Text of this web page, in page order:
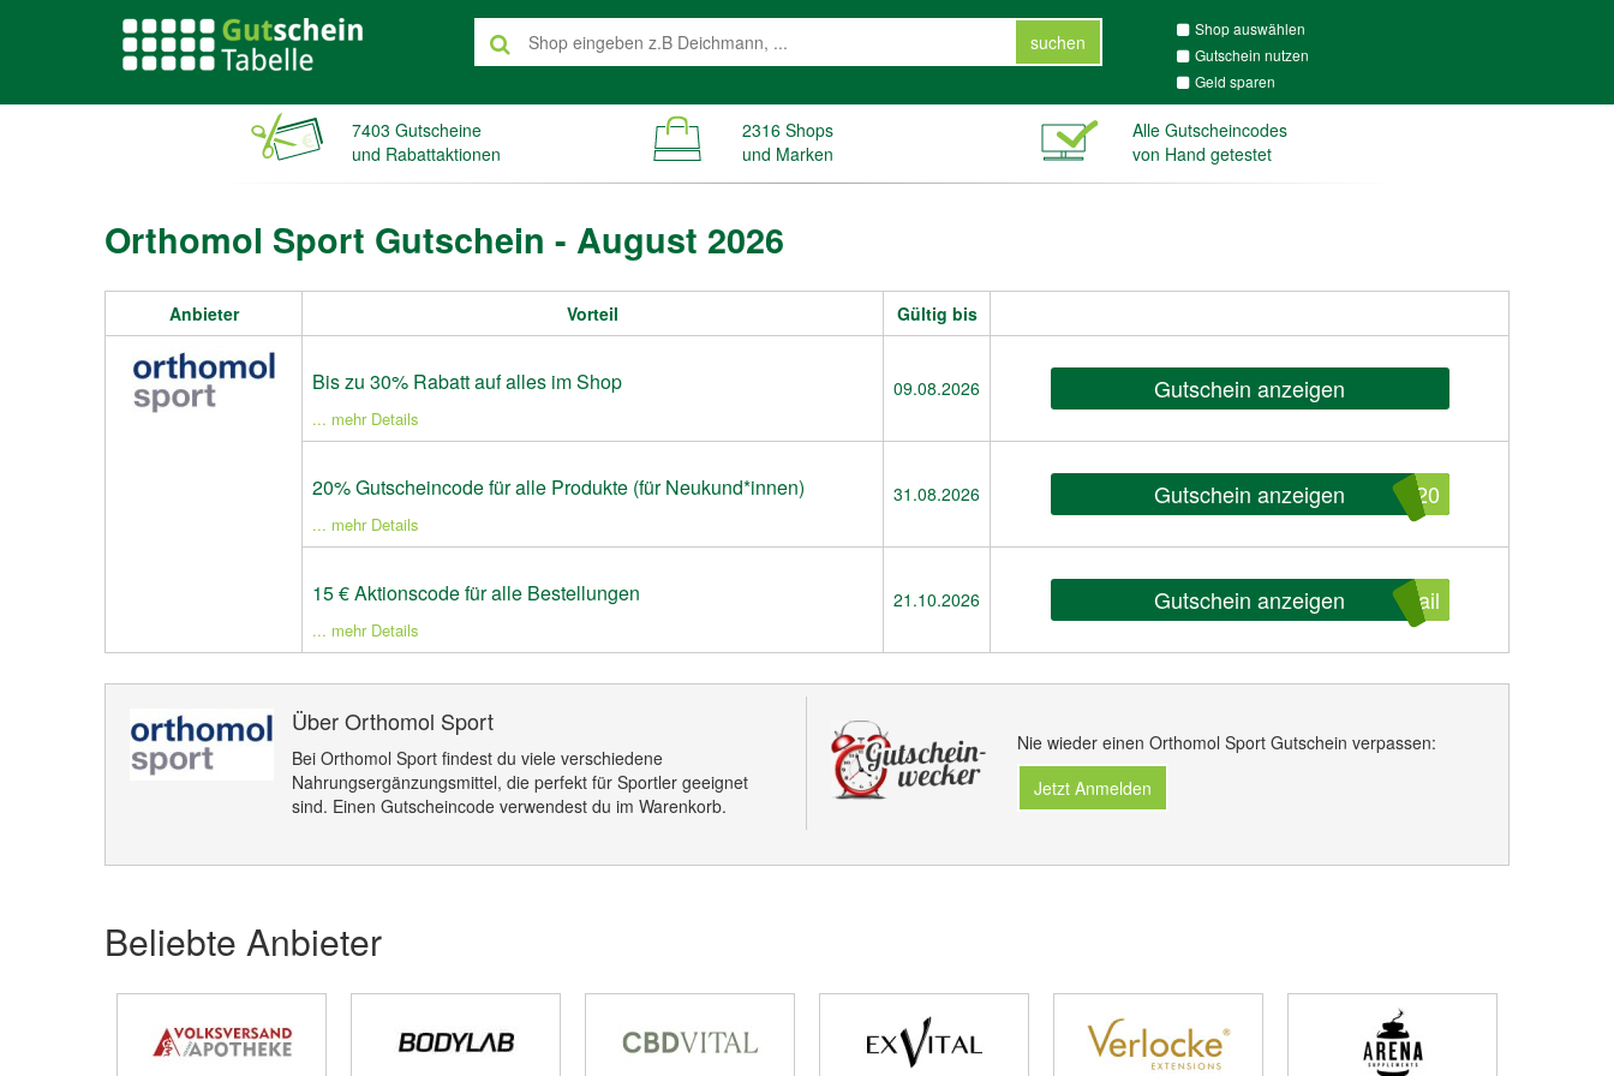
suchen
Shop auswählen
Gutschein nutzen
Geld sparen
7403 Gutscheine
und Rabattaktionen
2316 Shops
und Marken
Alle Gutscheincodes
von Hand getestet
Orthomol Sport Gutschein - August 2026
Anbieter Vorteil Gültig bis
Bis zu 30% Rabatt auf alles im Shop
... mehr Details
09.08.2026 Gutschein anzeigen
20% Gutscheincode für alle Produkte (für Neukund*innen)
... mehr Details
31.08.2026 Gutschein anzeigen T20
15 € Aktionscode für alle Bestellungen
... mehr Details
21.10.2026 Gutschein anzeigen ail
Über Orthomol Sport
Bei Orthomol Sport findest du viele verschiedene
Nahrungsergänzungsmittel, die perfekt für Sportler geeignet
sind. Einen Gutscheincode verwendest du im Warenkorb.
Nie wieder einen Orthomol Sport Gutschein verpassen:
Jetzt Anmelden
Beliebte Anbieter